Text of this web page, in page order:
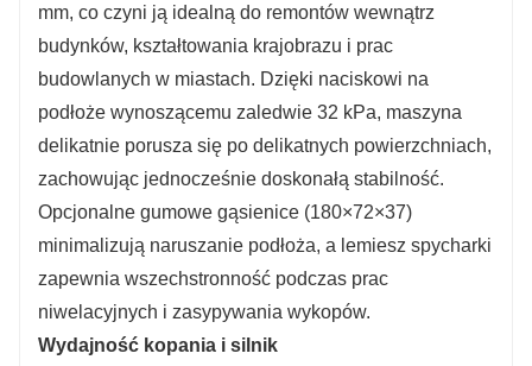
mm, co czyni ją idealną do remontów wewnątrz
budynków, kształtowania krajobrazu i prac
budowlanych w miastach. Dzięki naciskowi na
podłoże wynoszącemu zaledwie 32 kPa, maszyna
delikatnie porusza się po delikatnych powierzchniach,
zachowując jednocześnie doskonałą stabilność.
Opcjonalne gumowe gąsienice (180×72×37)
minimalizują naruszanie podłoża, a lemiesz spycharki
zapewnia wszechstronność podczas prac
niwelacyjnych i zasypywania wykopów.
Wydajność kopania i silnik